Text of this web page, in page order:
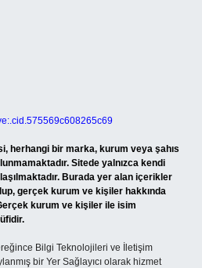
herhangi bir marka, kurum veya şahıs
Sitede yalnızca kendi
Burada yer alan içerikler
gerçek kurum ve kişiler hakkında
kurum ve kişiler ile isim
Bilgi Teknolojileri ve İletişim
bir Yer Sağlayıcı olarak hizmet